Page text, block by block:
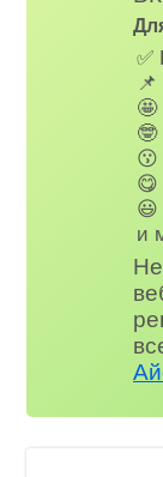
✅
🤩
😗
😋
😃
и